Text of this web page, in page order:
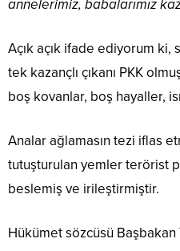
annelerimiz, babalarımız
Açık açık ifade ediyorum ki,
tek kazançlı çıkanı PKK
boş kovanlar, boş hayaller,
Analar ağlamasın tezi iflas
tutuşturulan yemler terörist
beslemiş ve irileştirmiştir.
Hükümet sözcüsü Başbakan